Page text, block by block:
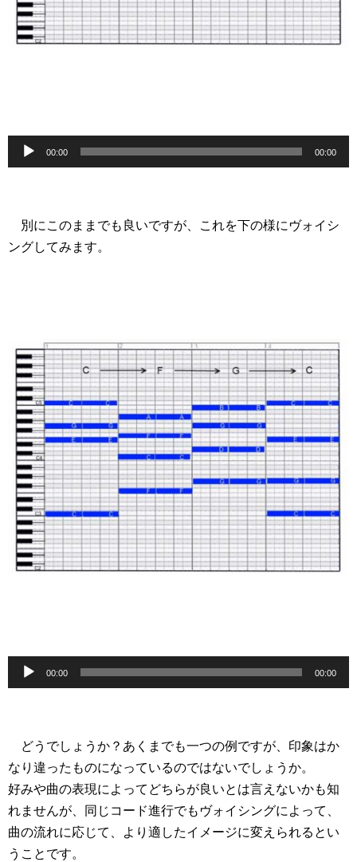
声
ヤ
00:00 00:00
別にこのままでも良いですが、これを下の様にヴォイシ
ングしてみます。
声
ヤ
ー
00:00 00:00
どうでしょうか？あくまでも一つの例ですが、印象はか
なり違ったものになっているのではないでしょうか。
好みや曲の表現によってどちらが良いとは言えないかも知
れませんが、同じコード進行でもヴォイシングによって、
曲の流れに応じて、より適したイメージに変えられるとい
うことです。